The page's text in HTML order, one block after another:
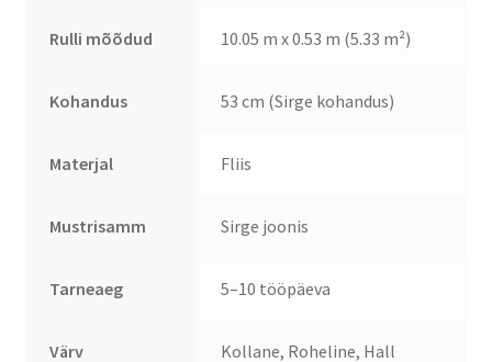
Rulli mõõdud 10.05 m x 0.53 m (5.33 m²)
Kohandus 53 cm (Sirge kohandus)
Materjal Fliis
Mustrisamm Sirge joonis
Tarneaeg 5–10 tööpäeva
Värv Kollane, Roheline, Hall